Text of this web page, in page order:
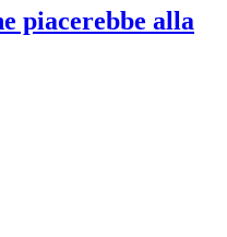
piacerebbe alla